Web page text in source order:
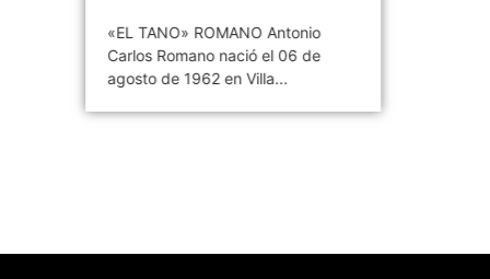
«EL TANO» ROMANO Antonio
Carlos Romano nació el 06 de
agosto de 1962 en Villa...